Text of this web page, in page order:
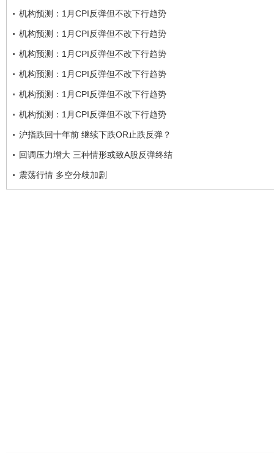
机构预测：1月CPI反弹但不改下行趋势
机构预测：1月CPI反弹但不改下行趋势
机构预测：1月CPI反弹但不改下行趋势
机构预测：1月CPI反弹但不改下行趋势
机构预测：1月CPI反弹但不改下行趋势
机构预测：1月CPI反弹但不改下行趋势
沪指跌回十年前 继续下跌OR止跌反弹？
回调压力增大 三种情形或致A股反弹终结
震荡行情 多空分歧加剧